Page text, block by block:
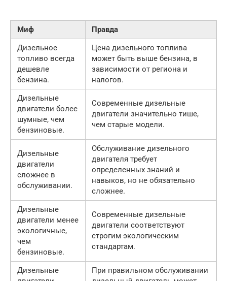
Миф
Правда
Дизельное
топливо всегда
дешевле
бензина.
Цена дизельного топлива
может быть выше бензина, в
зависимости от региона и
налогов.
Дизельные
двигатели более
шумные, чем
бензиновые.
Современные дизельные
двигатели значительно тише,
чем старые модели.
Дизельные
двигатели
сложнее в
обслуживании.
Обслуживание дизельного
двигателя требует
определенных знаний и
навыков, но не обязательно
сложнее.
Дизельные
двигатели менее
экологичные,
чем
бензиновые.
Современные дизельные
двигатели соответствуют
строгим экологическим
стандартам.
Дизельные
При правильном обслуживании